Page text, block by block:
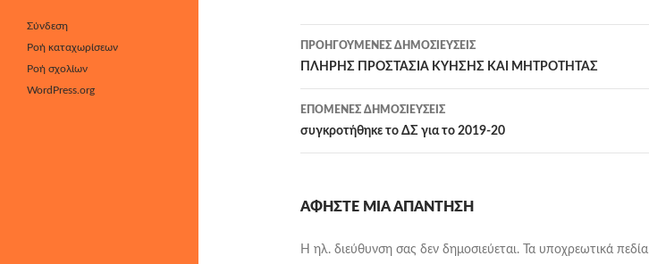
Πλοήγηση
άρθρων
ΠΡΟΗΓΟΎΜΕΝΕΣ ΔΗΜΟΣΙΕΎΣΕΙΣ
ΠΛΗΡΗΣ ΠΡΟΣΤΑΣΙΑ ΚΥΗΣΗΣ ΚΑΙ ΜΗΤΡΟΤΗΤΑΣ
ΕΠΌΜΕΝΕΣ ΔΗΜΟΣΙΕΎΣΕΙΣ
συγκροτήθηκε το ΔΣ για το 2019-20
ΑΦΉΣΤΕ ΜΙΑ ΑΠΆΝΤΗΣΗ
Η ηλ. διεύθυνση σας δεν δημοσιεύεται.
Τα υποχρεωτικά πεδία
Σύνδεση
Ροή καταχωρίσεων
Ροή σχολίων
WordPress.org